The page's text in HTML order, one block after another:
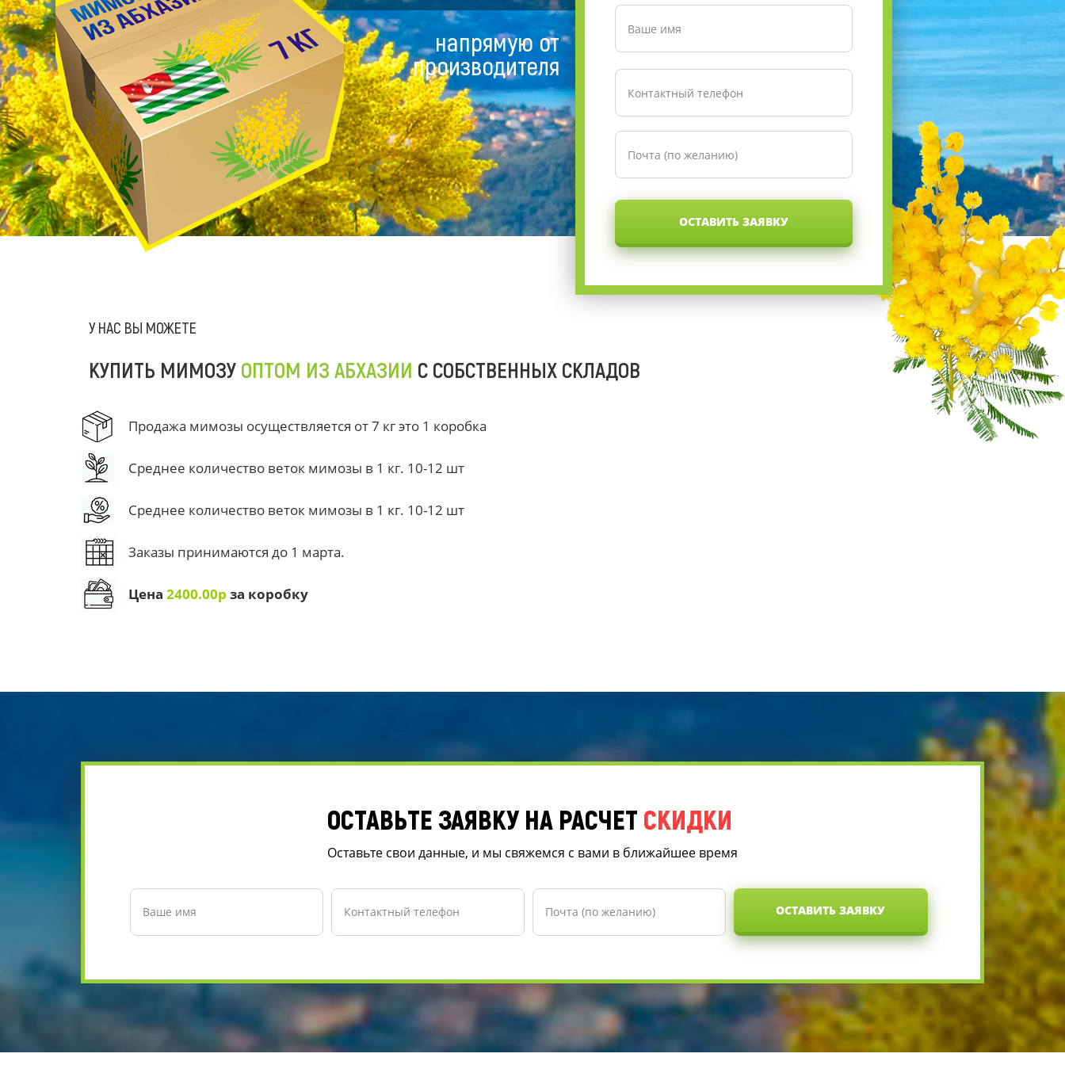
ОСТАВИТЬ ЗАЯВКУ
напрямую от
производителя
У НАС ВЫ МОЖЕТЕ
КУПИТЬ МИМОЗУ ОПТОМ ИЗ АБХАЗИИ С СОБСТВЕННЫХ СКЛАДОВ
Продажа мимозы осуществляется от 7 кг это 1 коробка
Среднее количество веток мимозы в 1 кг. 10-12 шт
Среднее количество веток мимозы в 1 кг. 10-12 шт
Заказы принимаются до 1 марта.
Цена 2400.00р за коробку
ОСТАВЬТЕ ЗАЯВКУ НА РАСЧЕТ СКИДКИ
Оставьте свои данные, и мы свяжемся с вами в ближайшее время
ОСТАВИТЬ ЗАЯВКУ